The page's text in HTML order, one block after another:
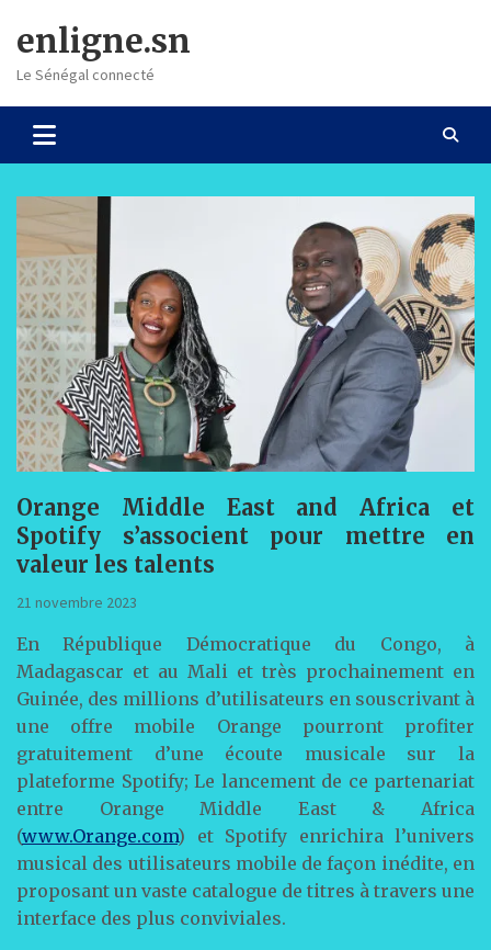
content
enligne.sn
Le Sénégal connecté
Orange Middle East and Africa et
Spotify s’associent pour mettre en
valeur les talents
21 novembre 2023
En République Démocratique du Congo, à
Madagascar et au Mali et très prochainement en
Guinée, des millions d’utilisateurs en souscrivant à
une offre mobile Orange pourront profiter
gratuitement d’une écoute musicale sur la
plateforme Spotify; Le lancement de ce partenariat
entre Orange Middle East & Africa
(www.Orange.com) et Spotify enrichira l’univers
musical des utilisateurs mobile de façon inédite, en
proposant un vaste catalogue de titres à travers une
interface des plus conviviales.